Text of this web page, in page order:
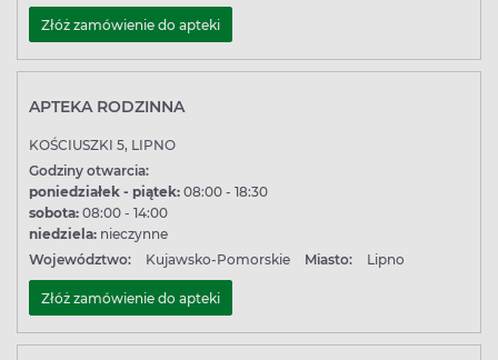
współpracują z naszym serwisem Apteline.pl.
Odbieraj w ciągu 24h.
Złóż zamówienie do apteki
APTEKA RODZINNA
KOŚCIUSZKI 5, LIPNO
Godziny otwarcia:
poniedziałek - piątek: 08:00 - 18:30
sobota: 08:00 - 14:00
niedziela: nieczynne
Województwo:
Kujawsko-Pomorskie Miasto: Lipno
Złóż zamówienie do apteki